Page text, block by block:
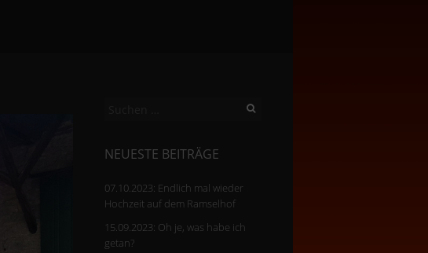
NEUESTE BEITRÄGE
07.10.2023: Endlich mal wieder
Hochzeit auf dem Ramselhof
15.09.2023: Oh je, was habe ich
getan?